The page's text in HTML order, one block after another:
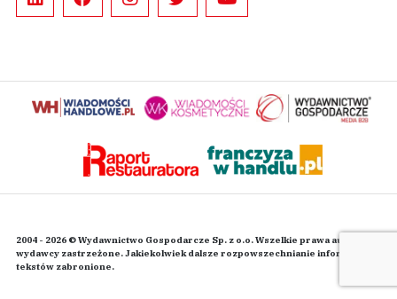
2004 - 2026 © Wydawnictwo Gospodarcze Sp. z o.o. Wszelkie prawa autorskie
wydawcy zastrzeżone. Jakiekolwiek dalsze rozpowszechnianie informacji i
tekstów zabronione.